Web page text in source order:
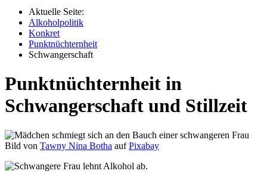
Aktuelle Seite:
Alkoholpolitik
Konkret
Punktnüchternheit
Schwangerschaft
Punktnüchternheit in
Schwangerschaft und Stillzeit
Bild von Tawny Nina Botha aufPixabay